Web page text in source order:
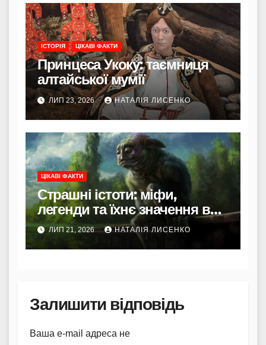
ІСТОРІЯ ЦІКАВІ ФАКТИ
Принцеса Укоку: таємниця
алтайської мумії
ЛИП 23, 2026 НАТАЛІЯ ЛИСЕНКО
ЦІКАВІ ФАКТИ
Страшні істоти: міфи,
легенди та їхнє значення в
культурі
ЛИП 21, 2026 НАТАЛІЯ ЛИСЕНКО
Залишити відповідь
Ваша e-mail адреса не